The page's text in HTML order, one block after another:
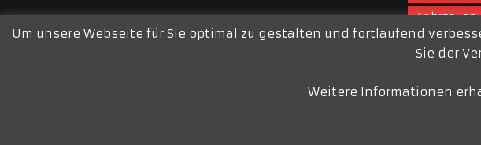
Fahrzeuge
Tipps der
Um unsere Webseite für Sie optimal zu gestalten und fortlaufend
Sie der
Weitere Informationen